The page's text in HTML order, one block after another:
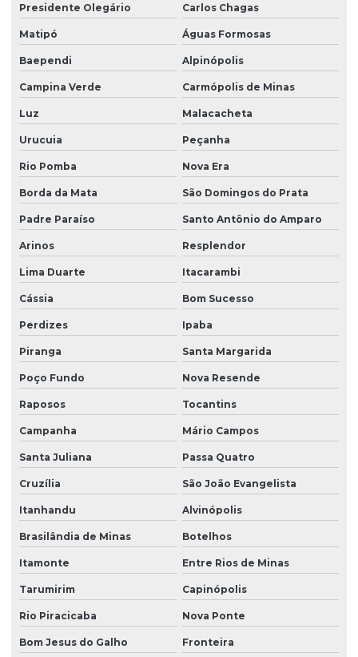
Presidente Olegário Carlos Chagas
Matipó Águas Formosas
Baependi Alpinópolis
Campina Verde Carmópolis de Minas
Luz Malacacheta
Urucuia Peçanha
Rio Pomba Nova Era
Borda da Mata São Domingos do Prata
Padre Paraíso Santo Antônio do Amparo
Arinos Resplendor
Lima Duarte Itacarambi
Cássia Bom Sucesso
Perdizes Ipaba
Piranga Santa Margarida
Poço Fundo Nova Resende
Raposos Tocantins
Campanha Mário Campos
Santa Juliana Passa Quatro
Cruzília São João Evangelista
Itanhandu Alvinópolis
Brasilândia de Minas Botelhos
Itamonte Entre Rios de Minas
Tarumirim Capinópolis
Rio Piracicaba Nova Ponte
Bom Jesus do Galho Fronteira